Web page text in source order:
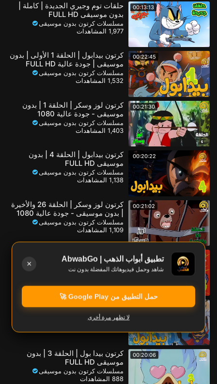
00:13:13
حلقات توم وجيري الجديدة | كاملة |
بدون موسيقى FULL HD
مسلسلات كرتون بدون موسيقى
1,977 المشاهدات
00:22:45
كرتون بيدابول | الحلقة 1 الأولى | بدون
موسيقى | جودة عالية FULL HD
مسلسلات كرتون بدون موسيقى
1,532 المشاهدات
00:21:30
كرتون لوز وسكر | الحلقة 1 | بدون
موسيقى - جودة عالية 1080
مسلسلات كرتون بدون موسيقى
1,403 المشاهدات
00:20:22
كرتون بيدابول | الحلقة 4 | بدون
موسيقى FULL HD
مسلسلات كرتون بدون موسيقى
1,138 المشاهدات
00:21:02
كرتون لوز وسكر | الحلقة 26 والأخيرة
| بدون موسيقى - جودة عالية 1080
مسلسلات كرتون بدون موسيقى
1,109 المشاهدات
00:20:57
موسيقى FULL HD
مسلسلات كرتون بدون موسيقى
موسيقى FULL HD
مسلسلات كرتون بدون موسيقى
00:20:06
كرتون بيدا بول | الحلقة 3 | بدون
موسيقى FULL HD
مسلسلات كرتون بدون موسيقى
888 المشاهدات
تطبيق أبواب الذهب | AbwabGo
شاهد وحمل فيديوهاتك المفضلة بدون نت
×
حمل التطبيق من Google Play 🚀
لا تظهر مرة أخرى